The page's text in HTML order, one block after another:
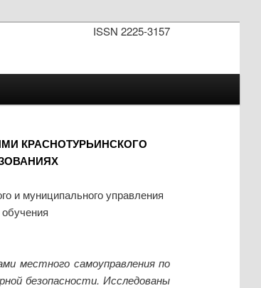
ISSN 2225-3157
КРАСНОТУРЬИНСКОГО
и муниципального управления
местного самоуправления по
безопасности. Исследованы